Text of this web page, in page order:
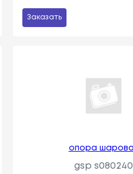
Заказать
опора
gsp s080240